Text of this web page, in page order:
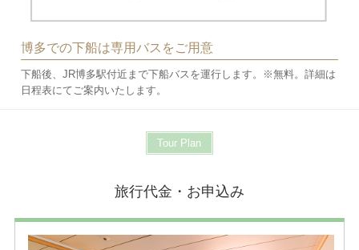
博多での下船は専用バスをご用意
下船後、JR博多駅付近まで下船バスを運行します。※無料。詳細は
日程表にてご案内いたします。
Tour Plan
旅行代金・お申込み